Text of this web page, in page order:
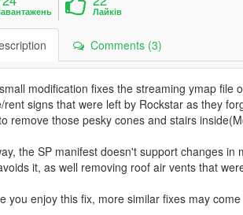
Лайків
Comments (3)
modification fixes the streaming ymap file
rent signs that were left by Rockstar as they
remove those pesky cones and stairs
the SP manifest doesn't support changes
it, as well removing roof air vents that
you enjoy this fix, more similar fixes may